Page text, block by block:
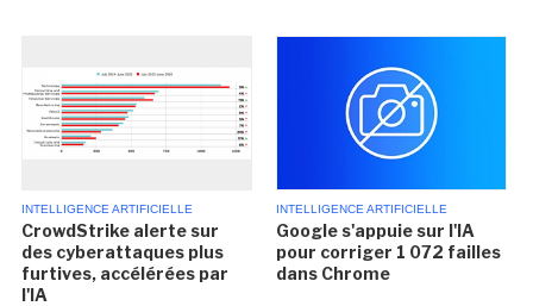
INTELLIGENCE ARTIFICIELLE
CrowdStrike alerte sur
des cyberattaques plus
furtives, accélérées par
l'IA
INTELLIGENCE ARTIFICIELLE
Google s'appuie sur l'IA
pour corriger 1 072 failles
dans Chrome